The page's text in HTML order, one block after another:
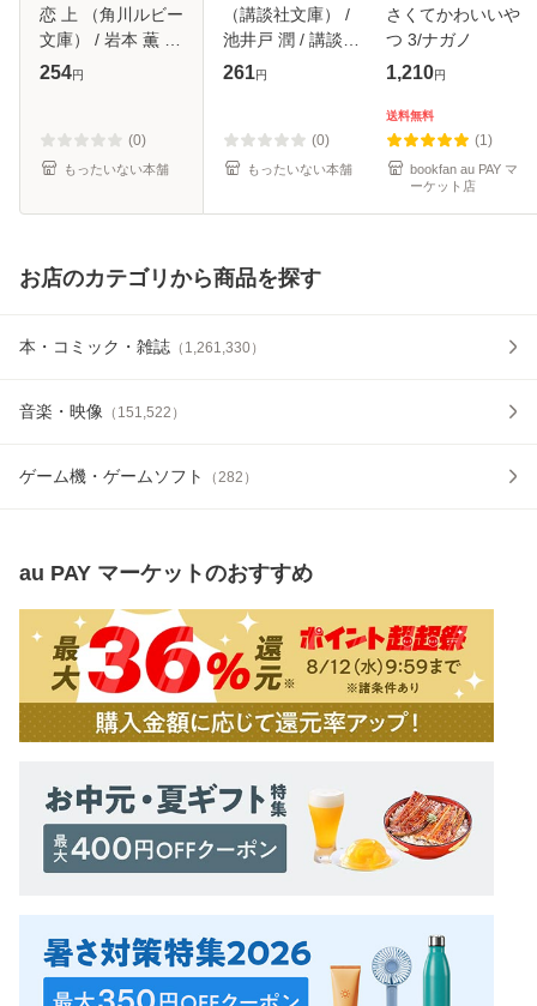
恋 上 （角川ルビー
文庫） / 岩本 薫 /
KADOKAWA [文庫]
254円
(0)
もったいない本舗
（講談社文庫） /
池井戸 潤 / 講談社
[文庫]【メール便送
261円
(0)
もったいない本舗
さくてかわいいや
つ 3/ナガノ
1,210円
送料無料
(1)
bookfan au PAY マ
ーケット店
お店のカテゴリから商品を探す
本・コミック・雑誌 （ 1,261,330）
音楽・映像 （ 151,522 ）
ゲーム機・ゲームソフト （282 ）
au PAY マーケットのおすすめ